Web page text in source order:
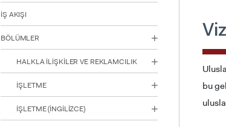
F10'a
basın.
İŞ AKIŞI
BÖLÜMLER
HALKLA İLİŞKİLER VE REKLAMCILIK
İŞLETME
‏‏‏‏‏İŞLETME (İNGİLİZCE)
bu